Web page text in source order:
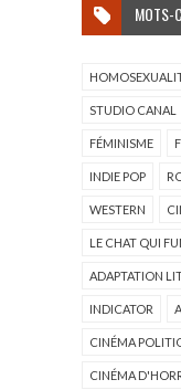
MOTS-
STUDIO CANAL
FÉMINISME
INDIE POP
WESTERN
LE CHAT QUI
ADAPTATION
INDICATOR
CINÉMA
CINÉMA